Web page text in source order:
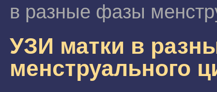
в разные фазы
УЗИ матки в
менструального